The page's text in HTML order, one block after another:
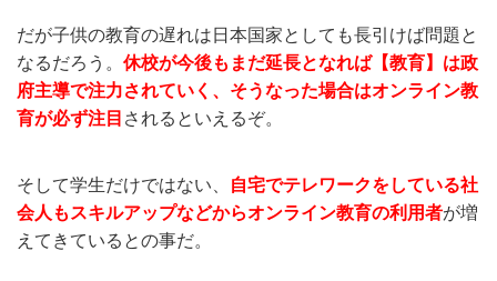
だが子供の教育の遅れは日本国家としても長引けば問題と
なるだろう。 休校が今後もまだ延長となれば【教育】は政
府主導で注力されていく、そうなった場合はオンライン教
育が必ず注目 されるといえるぞ。
そして学生だけではない、 自宅でテレワークをしている社
会人もスキルアップなどからオンライン教育の利用者が増
えてきているとの事だ。